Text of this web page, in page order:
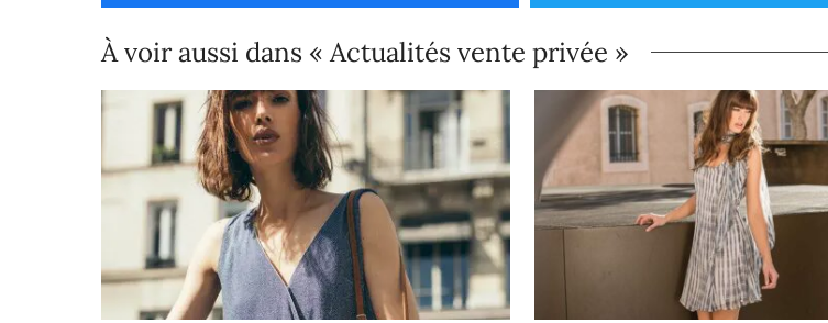
À voir aussi dans « Actualités vente privée »